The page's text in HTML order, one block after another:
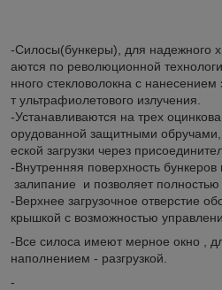
-Силосы(бункеры), для надежного
аются по революционной
нного стекловолокна с
т ультрафиолетового излучения.
-Устанавливаются на трех
орудованной защитными
еской загрузки через
-Внутренняя поверхность
залипание и позволяет полностью
-Верхнее загрузочное отверстие
крышкой с возможностью
-Все силоса имеют мерное окно ,
наполнением - разгрузкой.
-